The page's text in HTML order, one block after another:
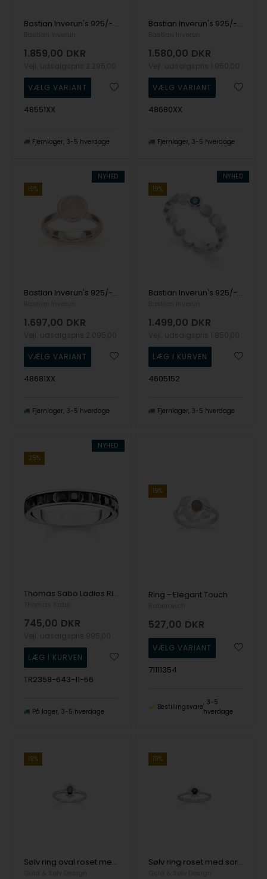
Bastian Inverun's 925/- Ring, rho., mat/poleret, blå topas 0.87ct
1.859,00 DKR
48551XX
Fjernlager 3-5 hverdage
Bastian Inverun's 925/-Ring, poleret, rosakvarts 1.58ct
1.580,00 DKR
48680XX
Fjernlager 3-5 hverdage
NYHED
19%
Bastian Inverun's 925/-Ring, rhodineret, poleret, rosenkvarts 1,58ct
1.697,00 DKR
48681XX
Fjernlager 3-5 hverdage
NYHED
19%
Bastian Inverun's 925/- ring, rho. mat/blank, blå topas 0,14ct
1.499,00 DKR
4605152
Fjernlager 3-5 hverdage
NYHED
25%
Thomas Sabo Ladies Ring TR2358-643-11-56 Stone Pave size 56 Ring
745,00 DKR
TR2358-643-11-56
På lager 3-5 hverdage
19%
Ring - Elegant Touch
527,00 DKR
71111354
Bestillingsvare
3-5
hverdage
19%
Sølv ring oval roset med sort/hvid zirkonia
19%
Sølv ring roset med sort/hvid zirkonia